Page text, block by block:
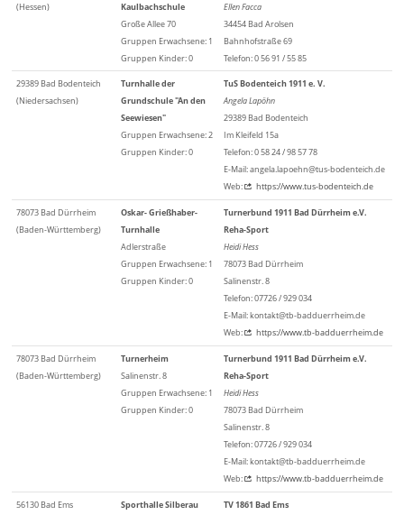
(Hessen)
Kaulbachschule
Große Allee 70
Gruppen Erwachsene: 1
Gruppen Kinder: 0
Ellen Facca
34454 Bad Arolsen
Bahnhofstraße 69
Telefon: 0 56 91 / 55 85
29389 Bad Bodenteich
(Niedersachsen)
Turnhalle der
Grundschule "An den
Seewiesen"
Gruppen Erwachsene: 2
Gruppen Kinder: 0
TuS Bodenteich 1911 e. V.
Angela Lapöhn
29389 Bad Bodenteich
Im Kleifeld 15a
Telefon: 0 58 24 / 98 57 78
E-Mail: angela.lapoehn@tus-bodenteich.de
Web:
https://www.tus-bodenteich.de
78073 Bad Dürrheim
(Baden-Württemberg)
Oskar- Grießhaber-
Turnhalle
Adlerstraße
Gruppen Erwachsene: 1
Gruppen Kinder: 0
Turnerbund 1911 Bad Dürrheim e.V.
Reha-Sport
Heidi Hess
78073 Bad Dürrheim
Salinenstr. 8
Telefon: 07726 / 929 034
E-Mail: kontakt@tb-badduerrheim.de
Web:
https://www.tb-badduerrheim.de
78073 Bad Dürrheim
(Baden-Württemberg)
Turnerheim
Salinenstr. 8
Gruppen Erwachsene: 1
Gruppen Kinder: 0
Turnerbund 1911 Bad Dürrheim e.V.
Reha-Sport
Heidi Hess
78073 Bad Dürrheim
Salinenstr. 8
Telefon: 07726 / 929 034
E-Mail: kontakt@tb-badduerrheim.de
Web:
https://www.tb-badduerrheim.de
56130 Bad Ems
Sporthalle Silberau
TV 1861 Bad Ems